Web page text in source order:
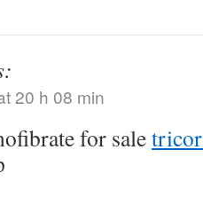
20 h 08 min
for sale